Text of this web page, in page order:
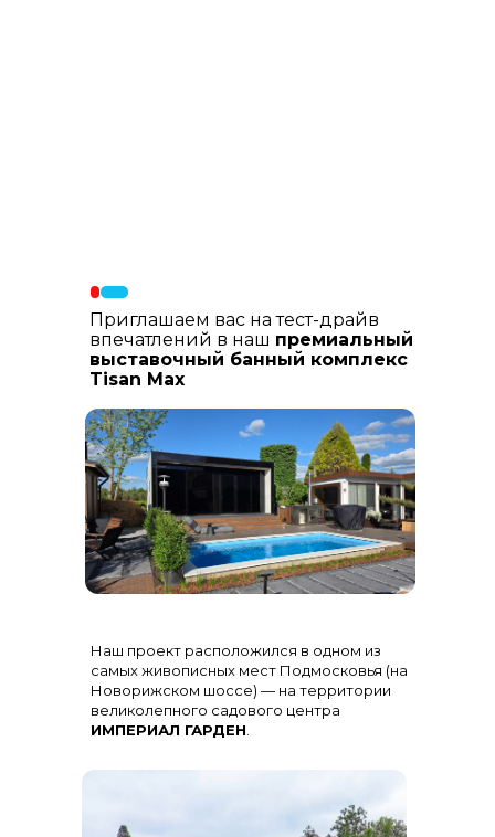
Приглашаем вас на тест-драйв
впечатлений в наш премиальный
выставочный банный комплекс
Tisan Max
Наш проект расположился в одном из
самых живописных мест Подмосковья (на
Новорижском шоссе) — на территории
великолепного садового центра
ИМПЕРИАЛ ГАРДЕН
алюминиевыми импостами
черного цвета для жесткости и
стиля
лиственницы, шлифованный
керамогранит